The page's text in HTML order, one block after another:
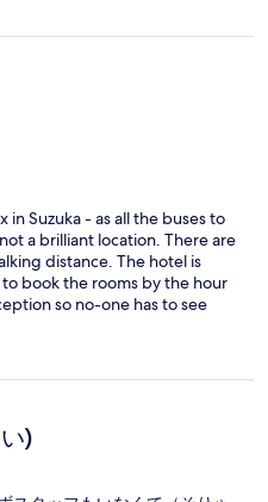
Suzuka - as all the buses to
a brilliant location. There are
distance. The hotel is
book the rooms by the hour
so no-one has to see
and the decor is very
is a karaoke machine in the
out we were probably
in sleeping in it (gross).
of amenities in the bathroom.
and if I spoke Japanese I
it was a brothel.
)